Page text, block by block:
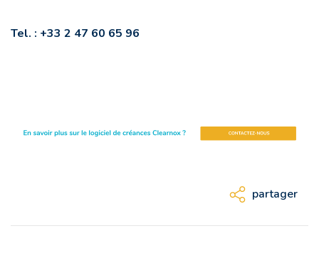
Tel. : +33 2 47 60 65 96
partager